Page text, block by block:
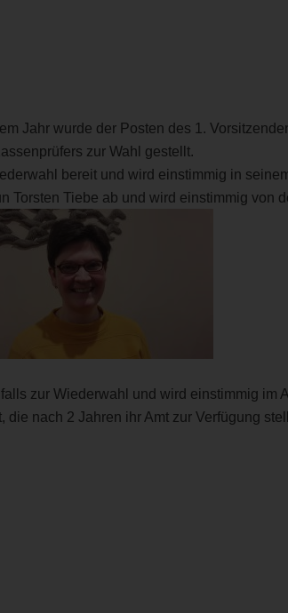
Jahr wurde der Posten des 1.
zur Wahl gestellt.
bereit und wird einstimmig in
Torsten Tiebe ab und wird einstimmig von
zur Wiederwahl und wird einstimmig im
nach 2 Jahren ihr Amt zur Verfügung